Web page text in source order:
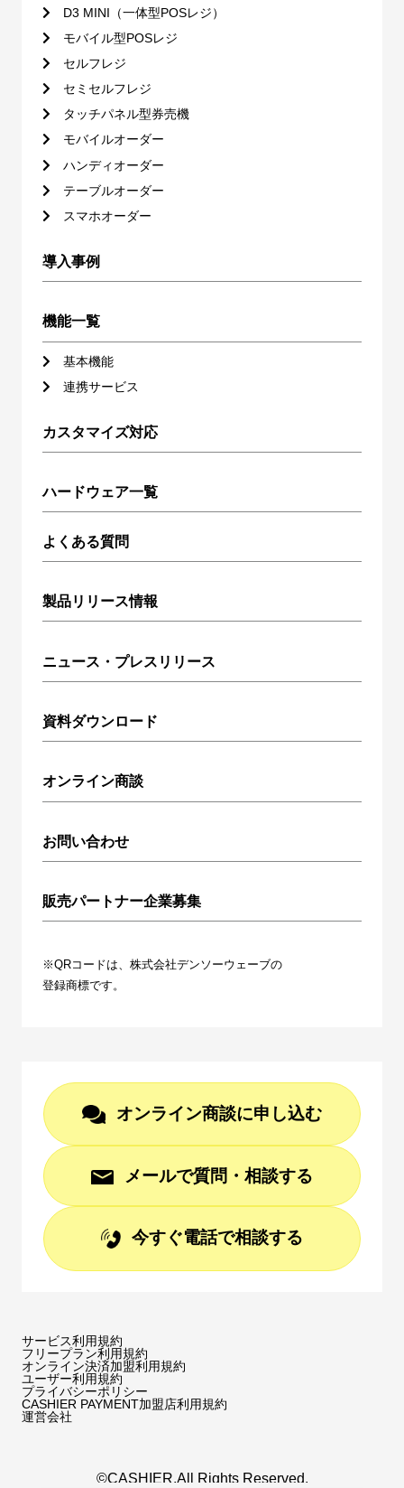
D3 MINI（一体型POSレジ）
モバイル型POSレジ
セルフレジ
セミセルフレジ
タッチパネル型券売機
モバイルオーダー
ハンディオーダー
テーブルオーダー
スマホオーダー
導入事例
機能一覧
基本機能
連携サービス
カスタマイズ対応
ハードウェア一覧
よくある質問
製品リリース情報
ニュース・プレスリリース
資料ダウンロード
オンライン商談
お問い合わせ
販売パートナー企業募集
※QRコードは、株式会社デンソーウェーブの
登録商標です。
オンライン商談に申し込む
メールで質問・相談する
今すぐ電話で相談する
サービス利用規約
フリープラン利用規約
オンライン決済加盟利用規約
ユーザー利用規約
プライバシーポリシー
CASHIER PAYMENT加盟店利用規約
運営会社
©CASHIER.All Rights Reserved.